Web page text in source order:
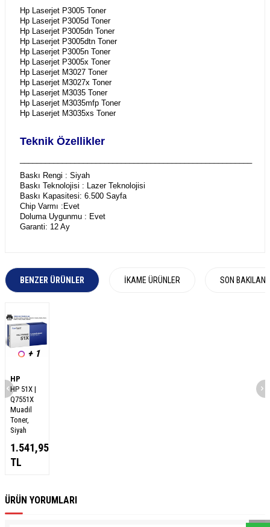
Hp Laserjet P3005 Toner
Hp Laserjet P3005d Toner
Hp Laserjet P3005dn Toner
Hp Laserjet P3005dtn Toner
Hp Laserjet P3005n Toner
Hp Laserjet P3005x Toner
Hp Laserjet M3027 Toner
Hp Laserjet M3027x Toner
Hp Laserjet M3035 Toner
Hp Laserjet M3035mfp Toner
Hp Laserjet M3035xs Toner
Teknik Özellikler
Baskı Rengi : Siyah
Baskı Teknolojisi : Lazer Teknolojisi
Baskı Kapasitesi: 6.500 Sayfa
Chip Varmı :Evet
Doluma Uygunmu : Evet
Garanti: 12 Ay
BENZER ÜRÜNLER İKAME ÜRÜNLER SON
+ 1
HP
HP 51X |
Q7551X
Muadil
Toner,
Siyah
1.541,95
TL
ÜRÜN YORUMLARI